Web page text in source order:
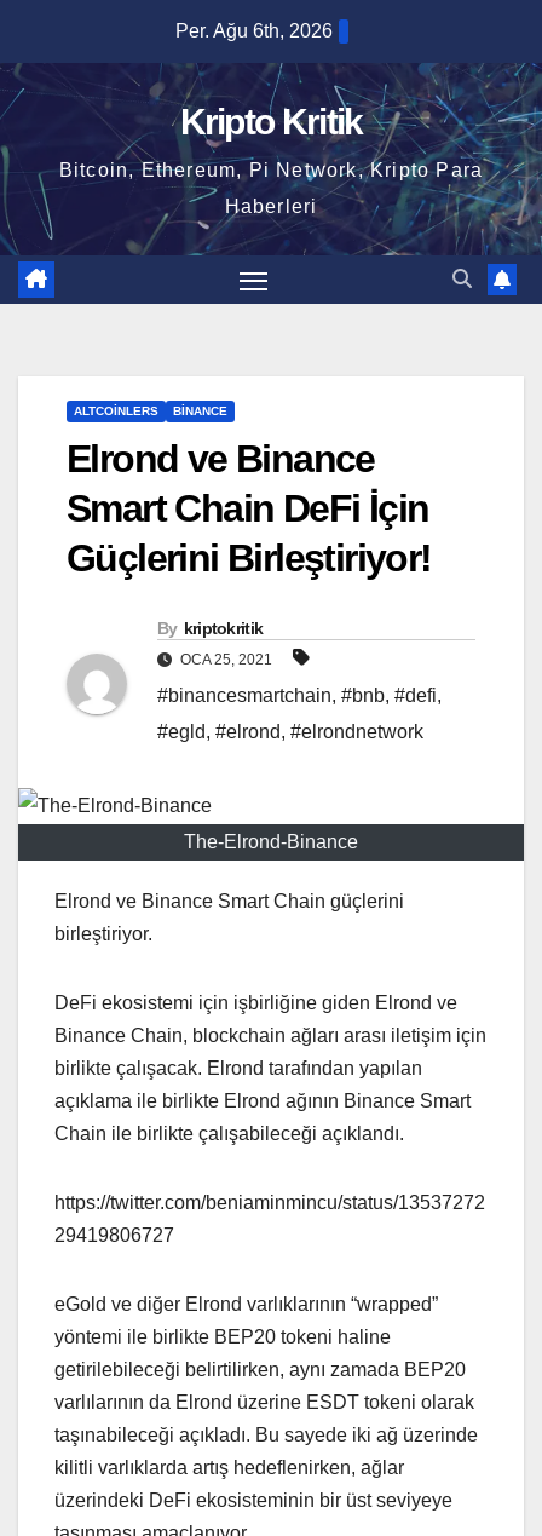
content
Per. Ağu 6th, 2026
Kripto Kritik
Bitcoin, Ethereum, Pi Network, Kripto Para
Haberleri
ALTCOINLERS BINANCE
Elrond ve Binance
Smart Chain DeFi İçin
Güçlerini Birleştiriyor!
By kriptokritik
OCA 25, 2021
#binancesmartchain, #bnb, #defi,
#egld, #elrond, #elrondnetwork
The-Elrond-Binance
Elrond ve Binance Smart Chain güçlerini
birleştiriyor.
DeFi ekosistemi için işbirliğine giden Elrond ve
Binance Chain, blockchain ağları arası iletişim için
birlikte çalışacak. Elrond tarafından yapılan
açıklama ile birlikte Elrond ağının Binance Smart
Chain ile birlikte çalışabileceği açıklandı.
https://twitter.com/beniaminmincu/status/13537272
29419806727
eGold ve diğer Elrond varlıklarının “wrapped”
yöntemi ile birlikte BEP20 tokeni haline
getirilebileceği belirtilirken, aynı zamada BEP20
varlılarının da Elrond üzerine ESDT tokeni olarak
taşınabileceği açıkladı. Bu sayede iki ağ üzerinde
kilitli varlıklarda artış hedeflenirken, ağlar
üzerindeki DeFi ekosisteminin bir üst seviyeye